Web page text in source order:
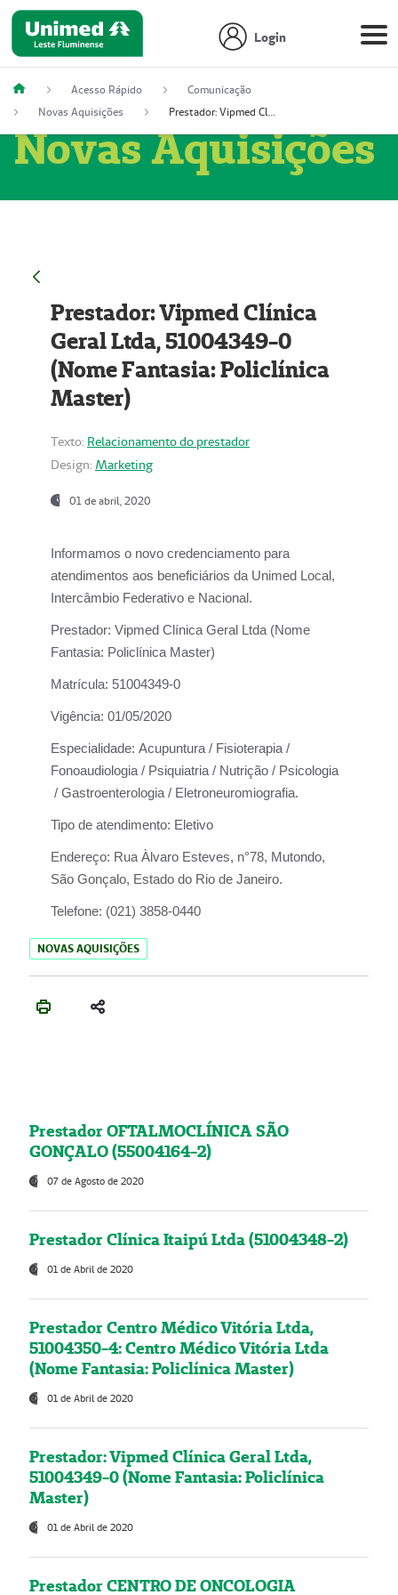
Login
Acesso Rápido
Comunicação
Novas Aquisições
Prestador: Vipmed Clínica Geral Ltda, 51004349-0 (Nome Fantasia: Policlínica Master)
Novas Aquisições
Prestador: Vipmed Clínica
Geral Ltda, 51004349-0
(Nome Fantasia: Policlínica
Master)
Texto: Relacionamento do prestador
Design: Marketing
01 de abril, 2020
Informamos o novo credenciamento para
atendimentos aos beneficiários da Unimed Local,
Intercâmbio Federativo e Nacional.
Prestador: Vipmed Clínica Geral Ltda (Nome
Fantasia: Policlínica Master)
Matrícula: 51004349-0
Vigência: 01/05/2020
Especialidade: Acupuntura / Fisioterapia /
Fonoaudiologia / Psiquiatria / Nutrição / Psicologia
/ Gastroenterologia / Eletroneuromiografia.
Tipo de atendimento: Eletivo
Endereço: Rua Àlvaro Esteves, n°78, Mutondo,
São Gonçalo, Estado do Rio de Janeiro.
Telefone: (021) 3858-0440
NOVAS AQUISIÇÕES
Prestador OFTALMOCLÍNICA SÃO
GONÇALO (55004164-2)
07 de Agosto de 2020
Prestador Clínica Itaipú Ltda (51004348-2)
01 de Abril de 2020
Prestador Centro Médico Vitória Ltda,
51004350-4: Centro Médico Vitória Ltda
(Nome Fantasia: Policlínica Master)
01 de Abril de 2020
Prestador: Vipmed Clínica Geral Ltda,
51004349-0 (Nome Fantasia: Policlínica
Master)
01 de Abril de 2020
Prestador CENTRO DE ONCOLOGIA